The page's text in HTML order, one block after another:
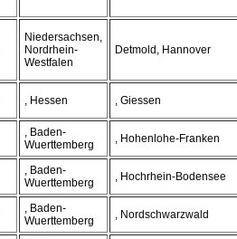
Niedersachsen,
Nordrhein-
Westfalen
Detmold, Hannover
, Hessen , Giessen
, Baden-
Wuerttemberg
, Hohenlohe-Franken
, Baden-
Wuerttemberg
, Hochrhein-Bodensee
, Baden-
Wuerttemberg
, Nordschwarzwald